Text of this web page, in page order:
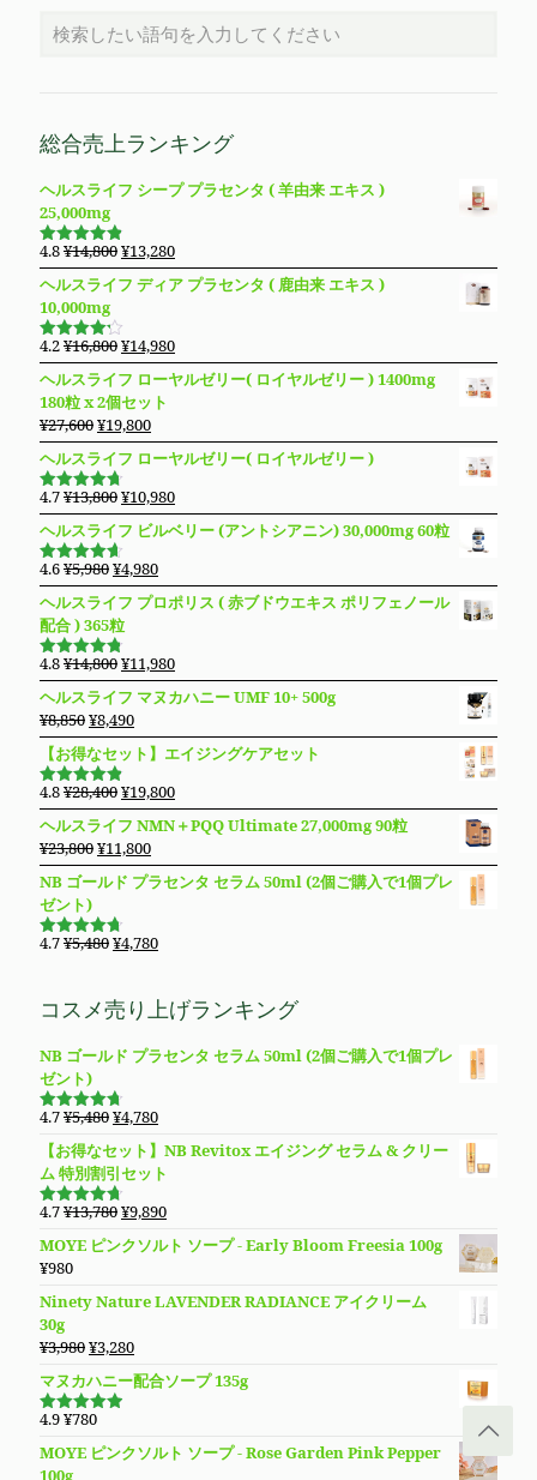
総合売上ランキング
ヘルスライフ シープ プラセンタ ( 羊由来 エキス )
25,000mg
5段階で
4.83の評
価
4.8¥14,800元
の
価
は
¥14,800
で
し
た。
¥13,280現
在
の
格
は
¥13,280
ヘルスライフ ディア プラセンタ ( 鹿由来 エキス )
10,000mg
5段階で
4.19の評
価
4.2¥16,800元
の
価
格
は
¥16,800
で
し
た。
¥14,980現
在
の
は
で
す。
ヘルスライフ ローヤルゼリー( ロイヤルゼリー ) 1400mg
180粒 x 2個セット
¥27,600元
の
価
格
は
¥27,600
で
し
た。
¥19,800現
在
価
格
は
¥19,800
で
す。
ヘルスライフ ローヤルゼリー( ロイヤルゼリー )
5段階で
4.69の評
価
4.7¥13,800元
の
価
格
は
¥13,800
で
し
た。
¥10,980現
在
の
格
は
す。
ヘルスライフ ビルベリー (アントシアニン) 30,000mg 60粒
5段階で
4.63の評
価
4.6¥5,980元
の
価
格
は
¥5,980
で
し
た。
¥4,980現
在
の
格
は
¥4,980
す。
ヘルスライフ プロポリス ( 赤ブドウエキス ポリフェノール
配合 ) 365粒
5段階で
4.76の評
価
4.8¥14,800元
の
価
格
は
¥14,800
で
し
た。
¥11,980現
在
の
格
¥11,980
で
ヘルスライフ マヌカハニー UMF 10+ 500g
¥8,850元
の
価
格
は
¥8,850
で
し
た。
¥8,490現
在
の
価
格
は
¥8,490
で
【お得なセット】エイジングケアセット
5段階で
4.83の評
価
4.8¥28,400元
の
価
格
は
で
し
¥19,800現
在
の
格
ヘルスライフ NMN＋PQQ Ultimate 27,000mg 90粒
¥23,800元
の
価
格
は
し
¥11,800現
在
の
格
で
NB ゴールド プラセンタ セラム 50ml (2個ご購入で1個プレ
ゼント)
5段階で
4.7¥5,480元
格
¥5,480
し
た。
¥4,780現
価
は
す。
コスメ売り上げランキング
NB ゴールド プラセンタ セラム 50ml (2個ご購入で1個プレ
ゼント)
5段階で
価
4.7¥5,480元
価
格
は
で
た。
¥4,780現
の
価
格
¥4,780
す。
【お得なセット】NB Revitox エイジング セラム & クリー
ム 特別割引セット
5段階で
価
4.7¥13,780元
価
は
で
し
た。
¥9,890現
の
格
で
す。
MOYE ピンクソルト ソープ - Early Bloom Freesia 100g
¥980
Ninety Nature LAVENDER RADIANCE アイクリーム
30g
¥3,980元
価
格
¥3,980
¥3,280現
在
の
は
マヌカハニー配合ソープ 135g
5段階で
価
4.9¥780
MOYE ピンクソルト ソープ - Rose Garden Pink Pepper
100g